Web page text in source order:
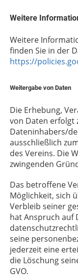
Weitere
Weitere
finden Sie in der
https://
Weitergabe von Daten
Die Erhebung,
von Daten erfolgt
Dateninhabers/
ausschließlich
des Vereins. Die
zwingenden
Das betroffene
Möglichkeit, sich
Verbleib seiner
hat Anspruch auf
seine
jederzeit eine
die Löschung
GVO.